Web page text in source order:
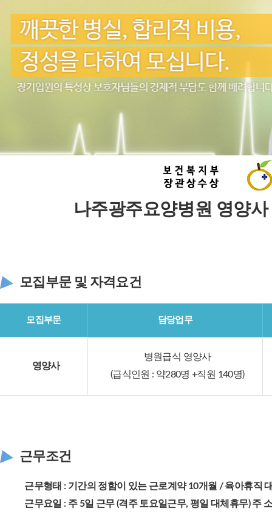
나주광주요양병원 영양
모집부문 및 자격요건
모집부문 담당업무
영양사
병원급식 영양사
(급식인원 : 약280명 +직원 140명)
근무조건
근무형태 : 기간의 정함이 있는 근로계약 10개월 / 육아휴직
근무요일 : 주 5일 근무 (격주 토요일근무, 평일 대체휴무) 주